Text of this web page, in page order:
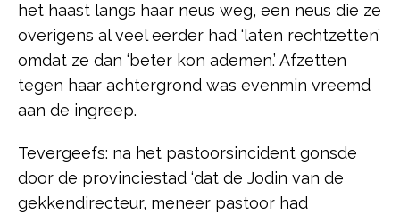
het haast langs haar neus weg, een neus die ze
overigens al veel eerder had ‘laten rechtzetten’
omdat ze dan ‘beter kon ademen.’ Afzetten
tegen haar achtergrond was evenmin vreemd
aan de ingreep.
Tevergeefs: na het pastoorsincident gonsde
door de provinciestad ‘dat de Jodin van de
gekkendirecteur, meneer pastoor had